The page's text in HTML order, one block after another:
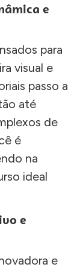
e
para
visual e
passo a
até
de
é
na
ideal
e
e